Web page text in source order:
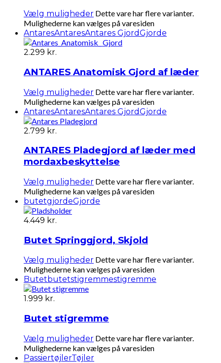
Vælg muligheder Dette vare har flere varianter.
Mulighederne kan vælges på varesiden
AntaresAntaresAntares GjordGjorde
2.299 kr.
ANTARES Anatomisk Gjord af læder
Vælg muligheder Dette vare har flere varianter.
Mulighederne kan vælges på varesiden
AntaresAntaresAntares GjordGjorde
2.799 kr.
ANTARES Pladegjord af læder med
mordaxbeskyttelse
Vælg muligheder Dette vare har flere varianter.
Mulighederne kan vælges på varesiden
butetgjordeGjorde
4.449 kr.
Butet Springgjord, Skjold
Vælg muligheder Dette vare har flere varianter.
Mulighederne kan vælges på varesiden
Butetbutetstigremmestigremme
1.999 kr.
Butet stigremme
Vælg muligheder Dette vare har flere varianter.
Mulighederne kan vælges på varesiden
PassiertøjlerTøjler